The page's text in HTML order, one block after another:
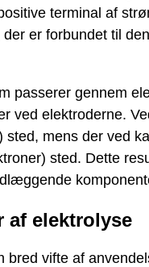
terminal af
er forbundet til
passerer gennem
ved elektroderne.
sted, mens der ved
sted. Dette
af elektrolyse
bred vifte af